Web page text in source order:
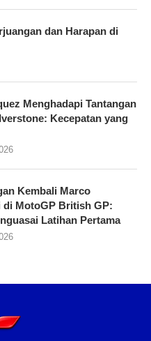
dan Harapan di
Menghadapi Tantangan
Kecepatan yang
Kembali Marco
di MotoGP British GP:
Latihan Pertama